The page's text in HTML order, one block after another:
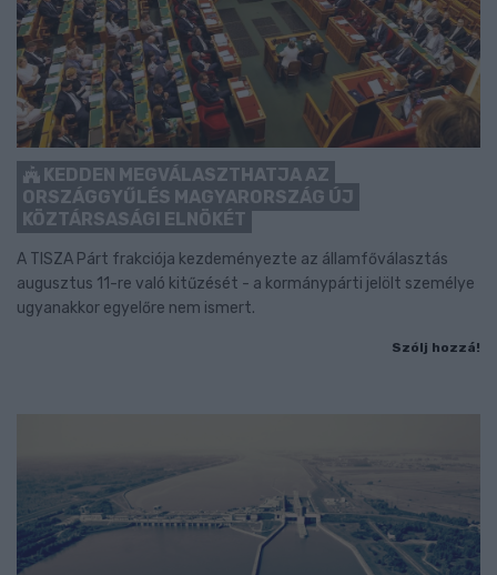
KEDDEN MEGVÁLASZTHATJA AZ
ORSZÁGGYŰLÉS MAGYARORSZÁG ÚJ
KÖZTÁRSASÁGI ELNÖKÉT
A TISZA Párt frakciója kezdeményezte az államfőválasztás
augusztus 11-re való kitűzését - a kormánypárti jelölt személye
ugyanakkor egyelőre nem ismert.
Szólj hozzá!